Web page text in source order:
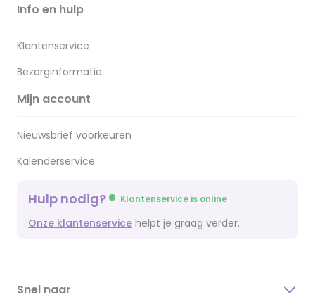
Info en hulp
Klantenservice
Bezorginformatie
Mijn account
Nieuwsbrief voorkeuren
Kalenderservice
Hulp nodig? Klantenservice is online
Onze klantenservice helpt je graag verder.
Snel naar